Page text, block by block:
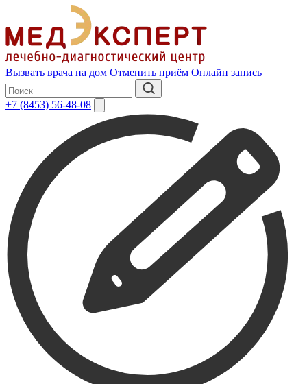
Вызвать врача на дом Отменить приём Онлайн запись
+7 (8453) 56-48-08